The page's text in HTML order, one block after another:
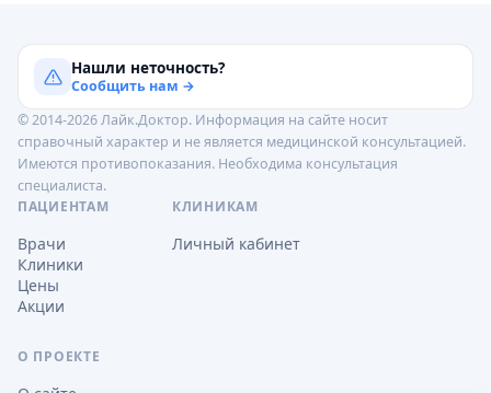
Нашли неточность?
Сообщить нам →
© 2014-2026 Лайк.Доктор. Информация на сайте носит
справочный характер и не является медицинской консультацией.
Имеются противопоказания. Необходима консультация
специалиста.
ПАЦИЕНТАМ
Врачи
Клиники
Цены
Акции
КЛИНИКАМ
Личный кабинет
О ПРОЕКТЕ